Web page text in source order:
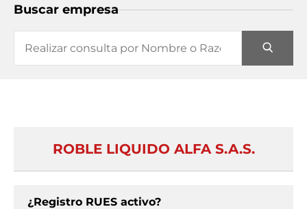
Buscar empresa
ROBLE LIQUIDO ALFA S.A.S.
¿Registro RUES activo?